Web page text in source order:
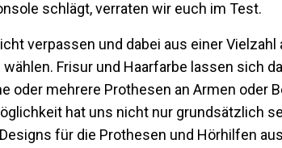
schlägt, verraten wir euch im Test.
verpassen und dabei aus einer Vielzahl
Frisur und Haarfarbe lassen sich
oder mehrere Prothesen an Armen oder
hat uns nicht nur grundsätzlich
für die Prothesen und Hörhilfen